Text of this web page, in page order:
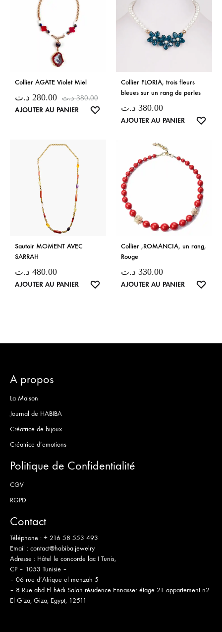
Collier AGATE Violet Miel
280.00 د.ت 380.00 د.ت
AJOUTER AU PANIER
Collier FLORIA, trois fleurs
bleues sur un rang de perles
380.00 د.ت
AJOUTER AU PANIER
Sautoir MOMENT AVEC
SARRAH
480.00 د.ت
AJOUTER AU PANIER
Collier ,ROMANCIA, un rang,
Rouge
330.00 د.ت
AJOUTER AU PANIER
A propos
La Maison
Journal de HABIBA
Créatrice de bijoux
Créatrice d’emotions
Politique de Confidentialité
CGV
RGPD
Contact
Téléphone : + 216 58 553 493
Email : contact@habiba.jewelry
Adresse : Hôtel le concorde lac I Tunis,
CP – 1053 Tunisie –
– 06 rue d’Afrique el menzah 5
– 8 Rue abd El hèdi Salah résidence Ennasser étage 21 appartement n2
El Giza, Giza, Egypt, 12511